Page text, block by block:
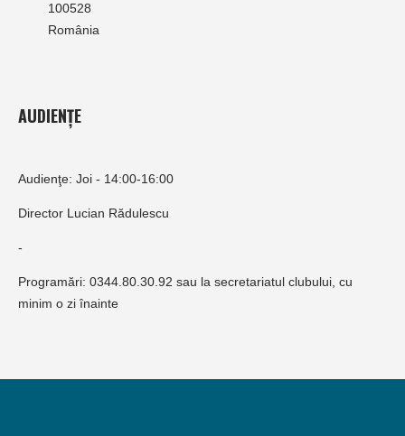
100528
România
AUDIENȚE
Audienţe: Joi - 14:00-16:00
Director Lucian Rădulescu
-
Programări: 0344.80.30.92 sau la secretariatul clubului, cu
minim o zi înainte